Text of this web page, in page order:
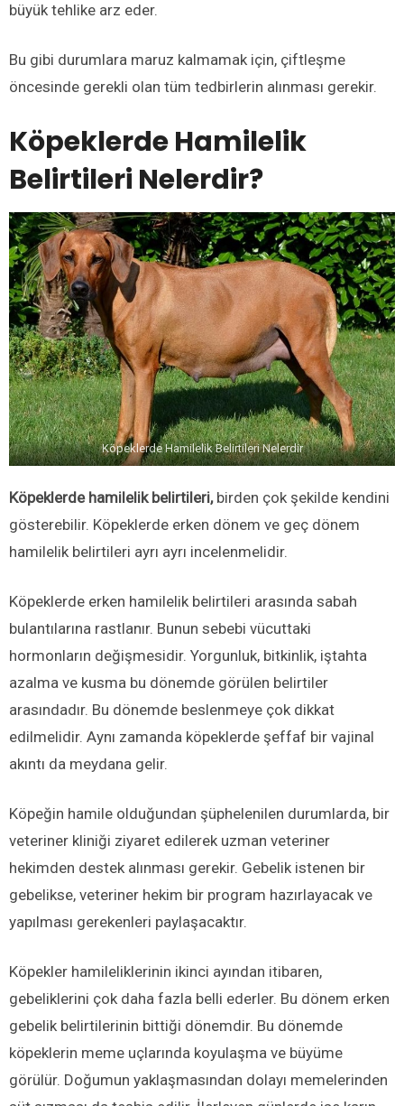
büyük tehlike arz eder.
Bu gibi durumlara maruz kalmamak için, çiftleşme
öncesinde gerekli olan tüm tedbirlerin alınması gerekir.
Köpeklerde Hamilelik
Belirtileri Nelerdir?
Köpeklerde Hamilelik Belirtileri Nelerdir
Köpeklerde hamilelik belirtileri, birden çok şekilde kendini
gösterebilir. Köpeklerde erken dönem ve geç dönem
hamilelik belirtileri ayrı ayrı incelenmelidir.
Köpeklerde erken hamilelik belirtileri arasında sabah
bulantılarına rastlanır. Bunun sebebi vücuttaki
hormonların değişmesidir. Yorgunluk, bitkinlik, iştahta
azalma ve kusma bu dönemde görülen belirtiler
arasındadır. Bu dönemde beslenmeye çok dikkat
edilmelidir. Aynı zamanda köpeklerde şeffaf bir vajinal
akıntı da meydana gelir.
Köpeğin hamile olduğundan şüphelenilen durumlarda, bir
veteriner kliniği ziyaret edilerek uzman veteriner
hekimden destek alınması gerekir. Gebelik istenen bir
gebelikse, veteriner hekim bir program hazırlayacak ve
yapılması gerekenleri paylaşacaktır.
Köpekler hamileliklerinin ikinci ayından itibaren,
gebeliklerini çok daha fazla belli ederler. Bu dönem erken
gebelik belirtilerinin bittiği dönemdir. Bu dönemde
köpeklerin meme uçlarında koyulaşma ve büyüme
görülür. Doğumun yaklaşmasından dolayı memelerinden